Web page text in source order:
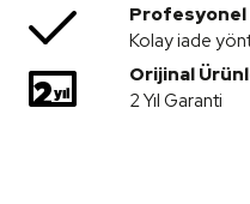
Kolay iade
Orijinal
2 Yıl Garanti